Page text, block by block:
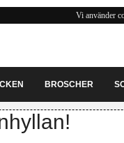
Vi använder
BROSCHER